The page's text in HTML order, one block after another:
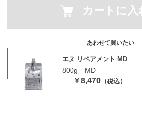
カートに入
あわせて買いたい
エヌ リペアメント MD
800g MD
__ ￥8,470 （税込）